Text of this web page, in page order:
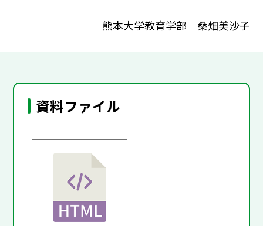
熊本大学教育学部 桑畑美沙子
資料ファイル